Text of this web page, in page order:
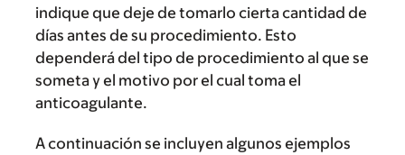
indique que deje de tomarlo cierta cantidad de
días antes de su procedimiento. Esto
dependerá del tipo de procedimiento al que se
someta y el motivo por el cual toma el
anticoagulante.
A continuación se incluyen algunos ejemplos